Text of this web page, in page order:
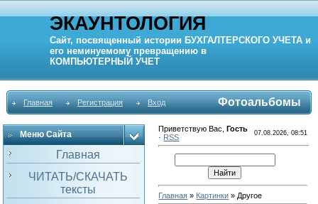
ЭКАУНТОЛОГИЯ
Сайт, посвященный истории БУХГАЛТЕРСКОГО УЧЕТА и
его неминуемому превращению в
КОМПЬЮТЕРНЫЙ УЧЕТ
Главная Регистрация Вход Фотоальбомы
Меню Сайта
Главная
ЧИТАТЬ/СКАЧАТЬ
тексты
Приветствую Вас ,Гость
· RSS 07.08.2026, 08:51
Главная » Картинки » Другое